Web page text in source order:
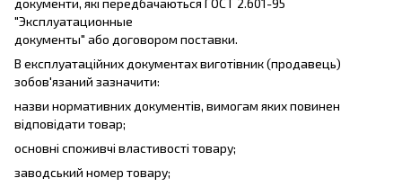
"Эксплуатационные
документы" або договором поставки.
В експлуатаційних документах виготівник (продавець)
зобов'язаний зазначити:
назви нормативних документів, вимогам яких повинен
відповідати товар;
основні споживчі властивості товару;
заводський номер товару;